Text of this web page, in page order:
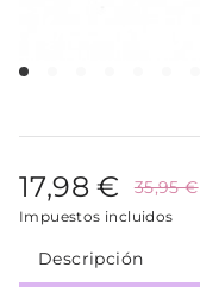
17,98 € 35,95 €
Impuestos incluidos
Descripción